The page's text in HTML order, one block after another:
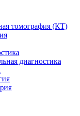
томография (КТ)
диагностика